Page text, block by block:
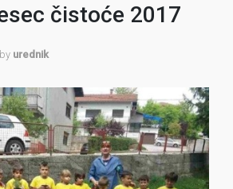
čistoće 2017
urednik